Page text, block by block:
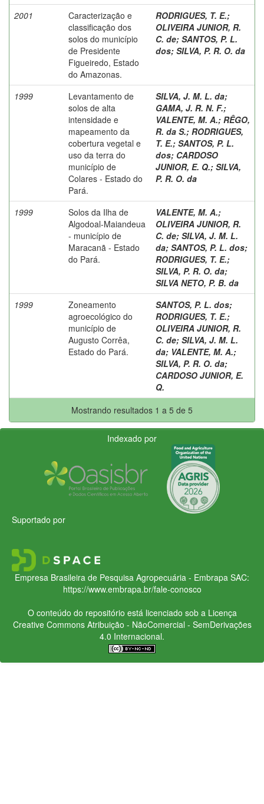
2001
Caracterização e
classificação dos
solos do município
de Presidente
Figueiredo, Estado
do Amazonas.
RODRIGUES, T. E.;
OLIVEIRA JUNIOR, R.
C. de; SANTOS, P. L.
dos; SILVA, P. R. O. da
1999
Levantamento de
solos de alta
intensidade e
mapeamento da
cobertura vegetal e
uso da terra do
município de
Colares - Estado do
Pará.
SILVA, J. M. L. da;
GAMA, J. R. N. F.;
VALENTE, M. A.; RÊGO,
R. da S.; RODRIGUES,
T. E.; SANTOS, P. L.
dos; CARDOSO
JUNIOR, E. Q.; SILVA,
P. R. O. da
1999
Solos da Ilha de
Algodoal-Maiandeua
- município de
Maracanã - Estado
do Pará.
VALENTE, M. A.;
OLIVEIRA JUNIOR, R.
C. de; SILVA, J. M. L.
da; SANTOS, P. L. dos;
RODRIGUES, T. E.;
SILVA, P. R. O. da;
SILVA NETO, P. B. da
1999
Zoneamento
agroecológico do
município de
Augusto Corrêa,
Estado do Pará.
SANTOS, P. L. dos;
RODRIGUES, T. E.;
OLIVEIRA JUNIOR, R.
C. de; SILVA, J. M. L.
da; VALENTE, M. A.;
SILVA, P. R. O. da;
CARDOSO JUNIOR, E.
Q.
Mostrando resultados 1 a 5 de 5
Indexado por
Suportado por
Empresa Brasileira de Pesquisa Agropecuária - Embrapa SAC:
https://www.embrapa.br/fale-conosco
O conteúdo do repositório está licenciado sob a Licença
Creative CommonsAtribuição - NãoComercial - SemDerivações
4.0 Internacional.